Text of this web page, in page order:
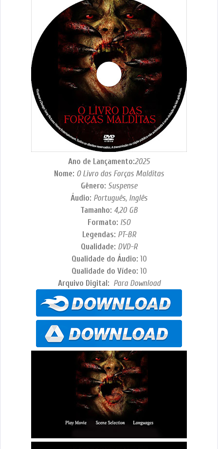
Ano de Lançamento:2025
Nome: O Livro das Forças Malditas
Gênero: Suspense
Áudio: Português, Inglês
Tamanho: 4,20 GB
Formato: ISO
Legendas: PT-BR
Qualidade: DVD-R
Qualidade do Áudio: 10
Qualidade do Vídeo: 10
Arquivo Digital: Para Download